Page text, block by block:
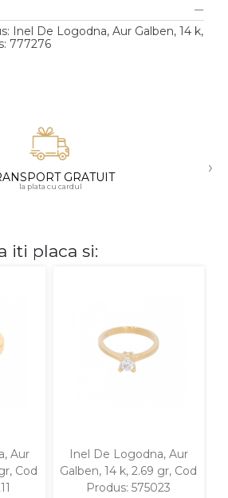
Inel De Logodna, Aur Galben, 14 k,
777276
GRATUIT
la plata cu cardul
›
iti placa si:
Aur
Cod
Inel De Logodna, Aur
Galben, 14 k, 2.69 gr, Cod
Produs: 575023